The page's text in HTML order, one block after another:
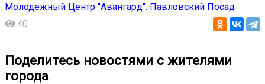
Молодежный Центр "Авангард". Павловский Посад
40
Поделитесь новостями с жителями
города